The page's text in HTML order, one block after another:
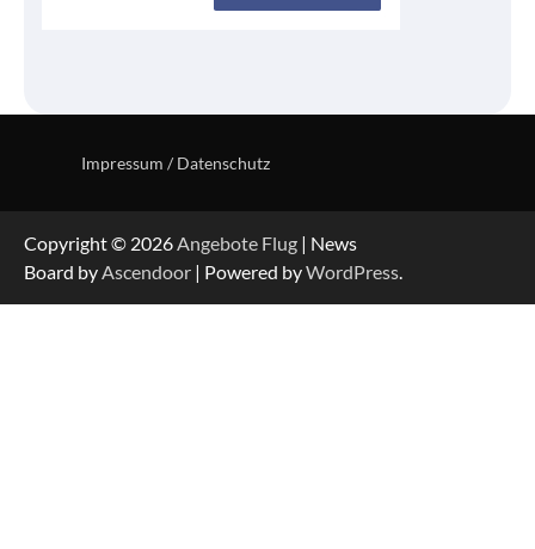
Impressum / Datenschutz
Copyright © 2026Angebote Flug | News
Board byAscendoor | Powered byWordPress.